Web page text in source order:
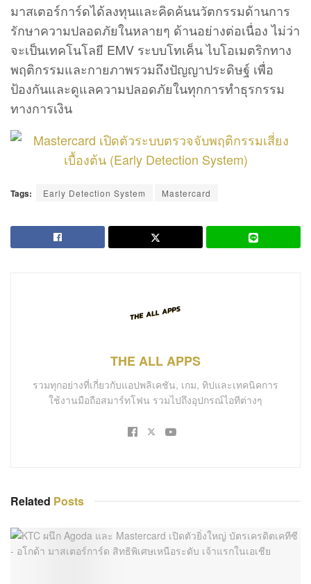
มาสเตอร์การ์ดได้ลงทุนและคิดค้นนวัตกรรมด้านการ
รักษาความปลอดภัยในหลายๆ ด้านอย่างต่อเนื่อง ไม่ว่า
จะเป็นเทคโนโลยี EMV ระบบโทเค็น ไบโอเมตริกทาง
พฤติกรรมและกายภาพรวมถึงปัญญาประดิษฐ์ เพื่อ
ป้องกันและดูแลความปลอดภัยในทุกการทำธุรกรรม
ทางการเงิน
Tags: Early Detection System Mastercard
THE ALL APPS
รวมทุกอย่างที่เกี่ยวกับแอปพลิเคชัน, เกม, ทิปและเทคนิคการ
ใช้งานมือถือสมาร์ทโฟน รวมไปถึงอุปกรณ์ไอทีต่างๆ
Related Posts